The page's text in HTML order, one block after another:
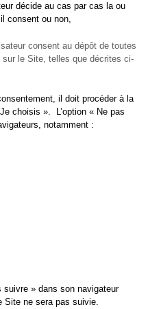
décide au cas par cas la ou
consent ou non,
consent au dépôt de toutes
le Site, telles que décrites ci-
il doit procéder à la
choisis ». L’option « Ne pas
notamment :
suivre » dans son navigateur
Site ne sera pas suivie.